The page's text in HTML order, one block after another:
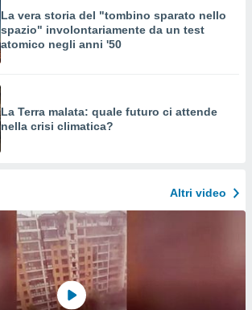
La vera storia del "tombino sparato nello
spazio" involontariamente da un test
atomico negli anni '50
La Terra malata: quale futuro ci attende
nella crisi climatica?
Altri video